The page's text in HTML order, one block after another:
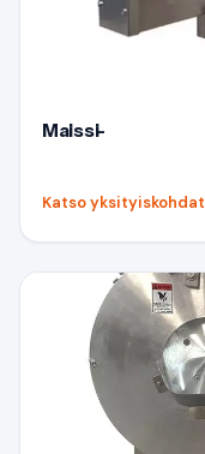
Maissi-
Katso yksityiskohdat